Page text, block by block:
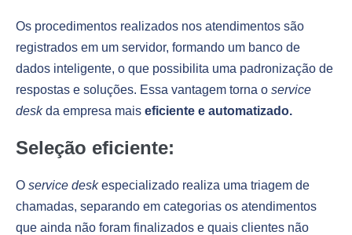
Os procedimentos realizados nos atendimentos são
registrados em um servidor, formando um banco de
dados inteligente, o que possibilita uma padronização de
respostas e soluções. Essa vantagem torna o service
deskda empresa mais eficiente e automatizado.
Seleção eficiente:
O service deskespecializado realiza uma triagem de
chamadas, separando em categorias os atendimentos
que ainda não foram finalizados e quais clientes não